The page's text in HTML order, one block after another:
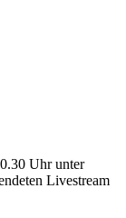
Uhr unter
Livestream